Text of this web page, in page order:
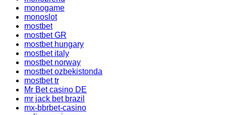
monogame
monoslot
mostbet
mostbet GR
mostbet hungary
mostbet italy
mostbet norway
mostbet ozbekistonda
mostbet tr
Mr Bet casino DE
mr jack bet brazil
mx-bbrbet-casino